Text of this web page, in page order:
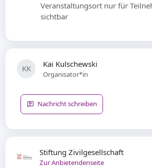
Stiftung Zivilgesellschaft
Zur Anbietendenseite
KK Kai Kulschewski
Organisator*in
Nachricht schreiben
Veranstaltungsort nur für
sichtbar